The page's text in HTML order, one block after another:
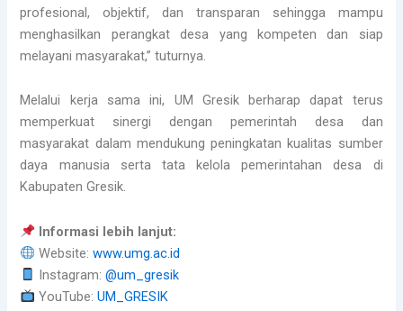
profesional, objektif, dan transparan sehingga mampu
menghasilkan perangkat desa yang kompeten dan siap
melayani masyarakat,” tuturnya.
Melalui kerja sama ini, UM Gresik berharap dapat terus
memperkuat sinergi dengan pemerintah desa dan
masyarakat dalam mendukung peningkatan kualitas sumber
daya manusia serta tata kelola pemerintahan desa di
Kabupaten Gresik.
Informasi lebih lanjut:
Website:www.umg.ac.id
Instagram:@um_gresik
YouTube:UM_GRESIK